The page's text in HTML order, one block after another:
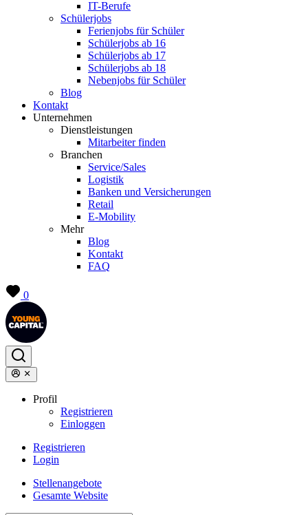
IT-Berufe
Schülerjobs
Ferienjobs für Schüler
Schülerjobs ab 16
Schülerjobs ab 17
Schülerjobs ab 18
Nebenjobs für Schüler
Blog
Kontakt
Unternehmen
Dienstleistungen
Mitarbeiter finden
Branchen
Service/Sales
Logistik
Banken und Versicherungen
Retail
E-Mobility
Mehr
Blog
Kontakt
FAQ
0
Profil
Registrieren
Einloggen
Registrieren
Login
Stellenangebote
Gesamte Website